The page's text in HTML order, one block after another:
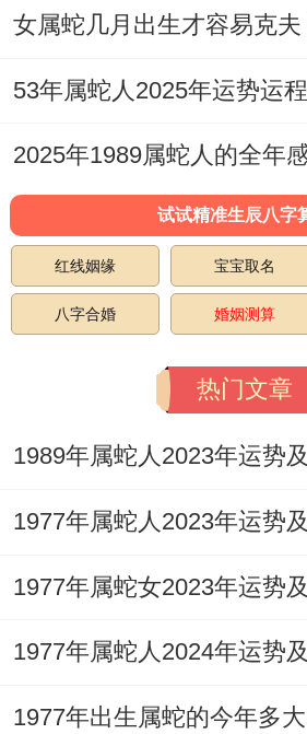
的情感交流！
沟通,可能增进彼此的了解
活打下坚实的基础。再沟通
方式方法。
避免使用过于尖锐或伤人
彼此的感情。多使用向上
沟通成为增进感情的桥梁
二、2025年结婚最佳日期属
五月初五：粽香飘、阳气
结婚得庇天地间~甜蜜生活
六月十五：天德降,喜庆希
53年属蛇人2025年运势运
试试精准生辰八字
红线姻缘 宝宝取名
八字合婚 婚姻测算
热门文章